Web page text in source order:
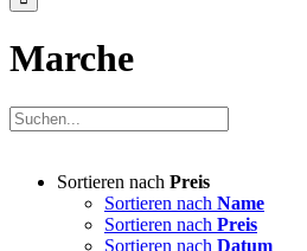
Marche
Sortieren nach Preis
Sortieren nach Name
Sortieren nach Preis
Sortieren nach Datum